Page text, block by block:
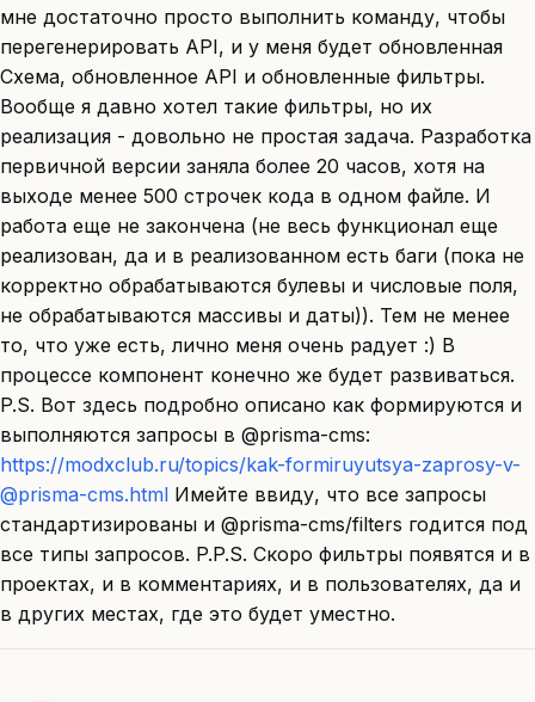
мне достаточно просто выполнить команду, чтобы
перегенерировать API, и у меня будет обновленная
Схема, обновленное API и обновленные фильтры.
Вообще я давно хотел такие фильтры, но их
реализация - довольно не простая задача. Разработка
первичной версии заняла более 20 часов, хотя на
выходе менее 500 строчек кода в одном файле. И
работа еще не закончена (не весь функционал еще
реализован, да и в реализованном есть баги (пока не
корректно обрабатываются булевы и числовые поля,
не обрабатываются массивы и даты)). Тем не менее
то, что уже есть, лично меня очень радует :) В
процессе компонент конечно же будет развиваться.
P.S. Вот здесь подробно описано как формируются и
выполняются запросы в @prisma-cms:
https://modxclub.ru/topics/kak-formiruyutsya-zaprosy-v-
@prisma-cms.html Имейте ввиду, что все запросы
стандартизированы и @prisma-cms/filters годится под
все типы запросов. P.P.S. Скоро фильтры появятся и в
проектах, и в комментариях, и в пользователях, да и
в других местах, где это будет уместно.